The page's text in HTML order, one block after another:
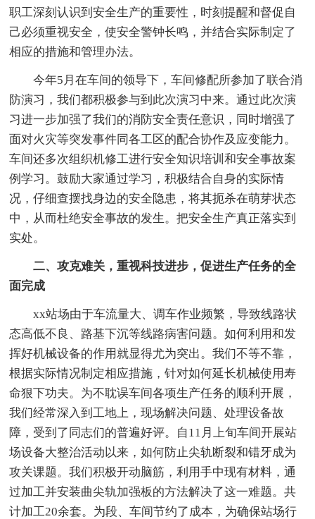
职工深刻认识到安全生产的重要性，时刻提醒和督促自
己必须重视安全，使安全警钟长鸣，并结合实际制定了
相应的措施和管理办法。
今年5月在车间的领导下，车间修配所参加了联合消
防演习，我们都积极参与到此次演习中来。通过此次演
习进一步加强了我们的消防安全责任意识，同时增强了
面对火灾等突发事件同各工区的配合协作及应变能力。
车间还多次组织机修工进行安全知识培训和安全事故案
例学习。鼓励大家通过学习，积极结合自身的实际情
况，仔细查摆找身边的安全隐患，将其扼杀在萌芽状态
中，从而杜绝安全事故的发生。把安全生产真正落实到
实处。
二、攻克难关，重视科技进步，促进生产任务的全
面完成
xx站场由于车流量大、调车作业频繁，导致线路状
态高低不良、路基下沉等线路病害问题。如何利用和发
挥好机械设备的作用就显得尤为突出。我们不等不靠，
根据实际情况制定相应措施，针对如何延长机械使用寿
命狠下功夫。为不耽误车间各项生产任务的顺利开展，
我们经常深入到工地上，现场解决问题、处理设备故
障，受到了同志们的普遍好评。自11月上旬车间开展站
场设备大整治活动以来，如何防止尖轨断裂和错牙成为
攻关课题。我们积极开动脑筋，利用手中现有材料，通
过加工并安装曲尖轨加强板的方法解决了这一难题。共
计加工20余套。为段、车间节约了成本，为确保站场行